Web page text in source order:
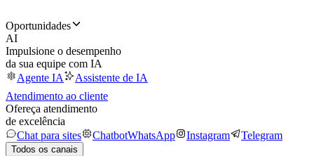
Oportunidades
AI
Impulsione o desempenho
da sua equipe com IA
Agente IA
Assistente de IA
Atendimento ao cliente
Ofereça atendimento
de excelência
Chat para sites
ChatbotWhatsApp Instagram Telegram
Todos os canais